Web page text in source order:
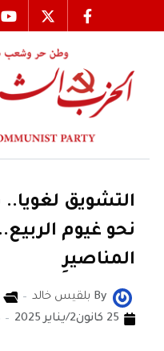
التشويق لغويا..
نحو غيوم
المناصيرِ
By بلقيس خالد
25 كانون2/يناير 2025